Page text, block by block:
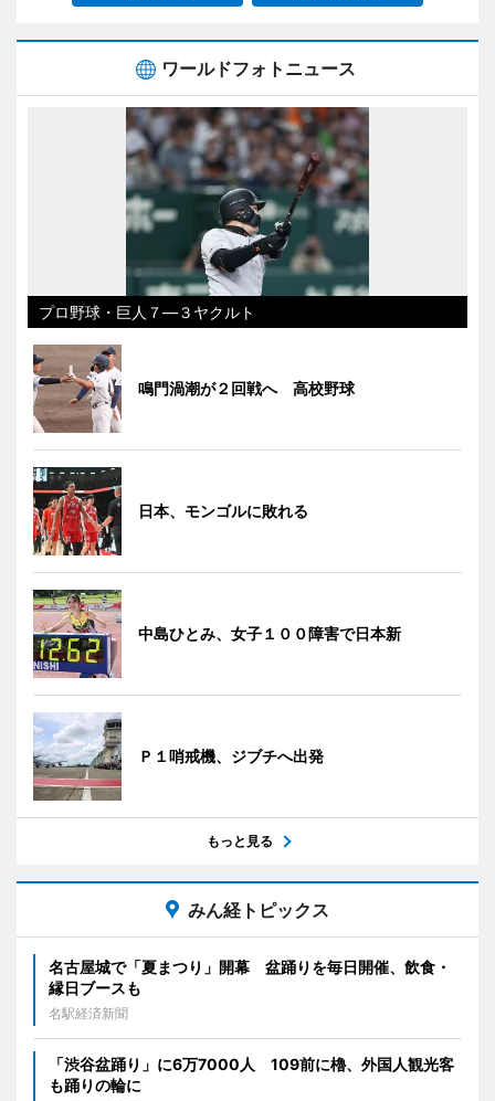
ワールドフォトニュース
プロ野球・巨人７―３ヤクルト
鳴門渦潮が２回戦へ 高校野球
日本、モンゴルに敗れる
中島ひとみ、女子１００障害で日本新
Ｐ１哨戒機、ジブチへ出発
もっと見る
みん経トピックス
名古屋城で「夏まつり」開幕 盆踊りを毎日開催、飲食・
縁日ブースも
名駅経済新聞
「渋谷盆踊り」に6万7000人 109前に櫓、外国人観光客
も踊りの輪に